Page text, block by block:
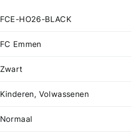
FCE-HO26-BLACK
FC Emmen
Zwart
Kinderen, Volwassenen
Normaal